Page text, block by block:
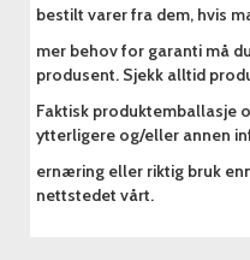
bestilt varer fra dem, hvis
mer behov for garanti må
produsent. Sjekk alltid
Faktisk produktemballasje
ytterligere og/eller annen
ernæring eller riktig bruk
nettstedet vårt.